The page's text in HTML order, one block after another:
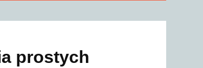
prostych